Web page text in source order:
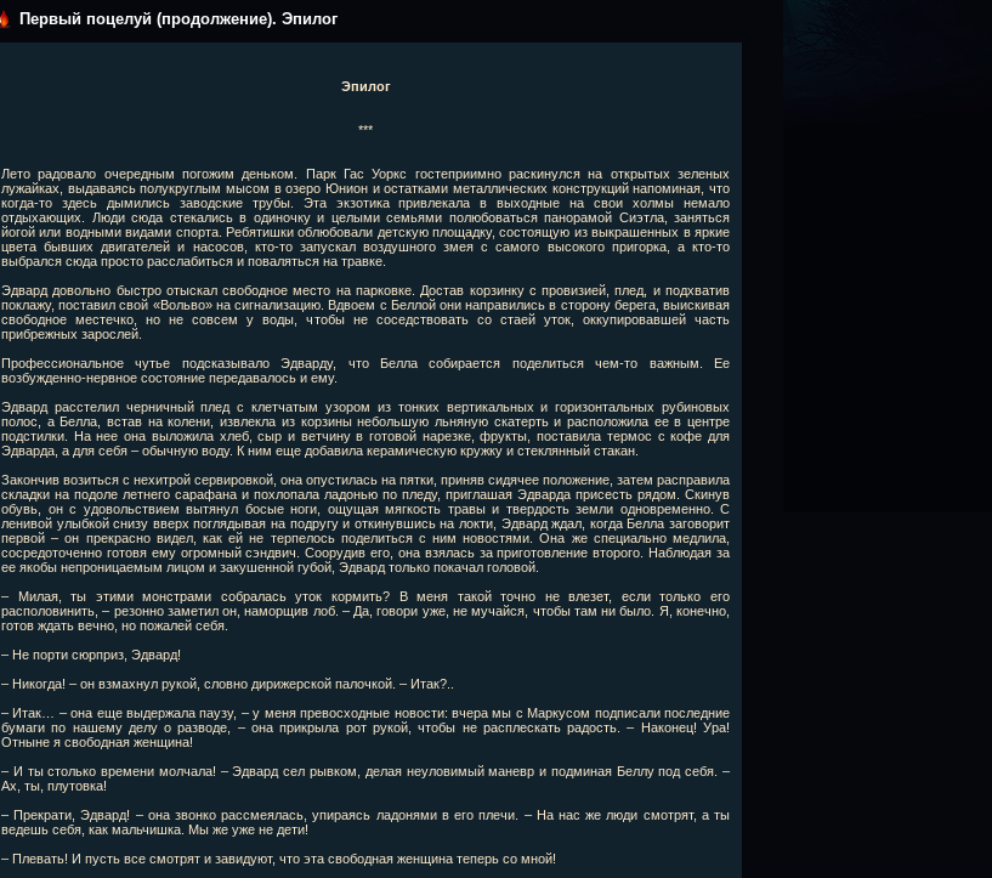
Первый поцелуй (продолжение). Эпилог
Эпилог
***
Лето радовало очередным погожим деньком. Парк Гас Уоркс гостеприимно раскинулся на открытых зеленых
лужайках, выдаваясь полукруглым мысом в озеро Юнион и остатками металлических конструкций напоминая, что
когда-то здесь дымились заводские трубы. Эта экзотика привлекала в выходные на свои холмы немало
отдыхающих. Люди сюда стекались в одиночку и целыми семьями полюбоваться панорамой Сиэтла, заняться
йогой или водными видами спорта. Ребятишки облюбовали детскую площадку, состоящую из выкрашенных в яркие
цвета бывших двигателей и насосов, кто-то запускал воздушного змея с самого высокого пригорка, а кто-то
выбрался сюда просто расслабиться и поваляться на травке.
Эдвард довольно быстро отыскал свободное место на парковке. Достав корзинку с провизией, плед, и подхватив
поклажу, поставил свой «Вольво» на сигнализацию. Вдвоем с Беллой они направились в сторону берега, выискивая
свободное местечко, но не совсем у воды, чтобы не соседствовать со стаей уток, оккупировавшей часть
прибрежных зарослей.
Профессиональное чутье подсказывало Эдварду, что Белла собирается поделиться чем-то важным. Ее
возбужденно-нервное состояние передавалось и ему.
Эдвард расстелил черничный плед с клетчатым узором из тонких вертикальных и горизонтальных рубиновых
полос, а Белла, встав на колени, извлекла из корзины небольшую льняную скатерть и расположила ее в центре
подстилки. На нее она выложила хлеб, сыр и ветчину в готовой нарезке, фрукты, поставила термос с кофе для
Эдварда, а для себя – обычную воду. К ним еще добавила керамическую кружку и стеклянный стакан.
Закончив возиться с нехитрой сервировкой, она опустилась на пятки, приняв сидячее положение, затем расправила
складки на подоле летнего сарафана и похлопала ладонью по пледу, приглашая Эдварда присесть рядом. Скинув
обувь, он с удовольствием вытянул босые ноги, ощущая мягкость травы и твердость земли одновременно. С
ленивой улыбкой снизу вверх поглядывая на подругу и откинувшись на локти, Эдвард ждал, когда Белла заговорит
первой – он прекрасно видел, как ей не терпелось поделиться с ним новостями. Она же специально медлила,
сосредоточенно готовя ему огромный сэндвич. Соорудив его, она взялась за приготовление второго. Наблюдая за
ее якобы непроницаемым лицом и закушенной губой, Эдвард только покачал головой.
– Милая, ты этими монстрами собралась уток кормить? В меня такой точно не влезет, если только его
располовинить, – резонно заметил он, наморщив лоб. – Да, говори уже, не мучайся, чтобы там ни было. Я, конечно,
готов ждать вечно, но пожалей себя.
– Не порти сюрприз, Эдвард!
– Никогда! – он взмахнул рукой, словно дирижерской палочкой. – Итак?..
– Итак… – она еще выдержала паузу, – у меня превосходные новости: вчера мы с Маркусом подписали последние
бумаги по нашему делу о разводе, – она прикрыла рот рукой, чтобы не расплескать радость. – Наконец! Ура!
Отныне я свободная женщина!
– И ты столько времени молчала! – Эдвард сел рывком, делая неуловимый маневр и подминая Беллу под себя. –
Ах, ты, плутовка!
– Прекрати, Эдвард! – она звонко рассмеялась, упираясь ладонями в его плечи. – На нас же люди смотрят, а ты
ведешь себя, как мальчишка. Мы же уже не дети!
– Плевать! И пусть все смотрят и завидуют, что эта свободная женщина теперь со мной!